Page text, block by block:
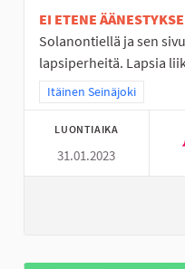
EI ETENE
Solanontiellä ja sen
lapsiperheitä. Lapsia
Rajaa tulokset teeman
Itäinen Seinäjoki
LUONTIAIKA
31.01.2023